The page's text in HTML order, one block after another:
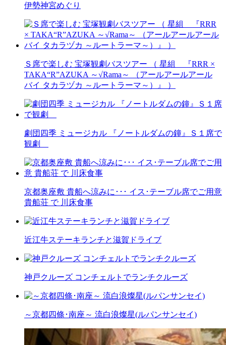
伊勢神宮めぐり
Ｓ席で楽しむ 宝塚観劇バスツアー （ 星組 『RRR ×
TAKA“R”AZUKA ～√Rama～ （アールアールアール
バイ タカラヅカ ～ルートラーマ～）』 ）
劇団四季 ミュージカル 『ノートルダムの鐘』Ｓ１席で
観劇
京都奥座敷 貴船へ涼みに･･･ イス･テーブル席でご用意
貴船荘 で 川床食事
近江牛ステーキランチと滋賀ドライブ
神戸クルーズ コンチェルトでランチクルーズ
～京都四條･南座～ 流白浪燦星(ルパンサンセイ)